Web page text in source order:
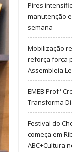
Pires
manutenção
semana
Mobilização
reforça força
Assembleia
EMEB Profª
Transforma
Festival do
começa em
ABC+Cultura